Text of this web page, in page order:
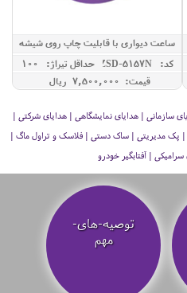
ساعت دیواری با قابلیت چاپ روی شیشه
کد: ZSD-5157N
حداقل تيراژ: 100
قیمت: 7,500,000 ريال
سازمانی | هدایای نمایشگاهی | هدایای شرکتی |
پک مدیریتی | ساک دستی | فلاسک و تراول ماگ |
سرامیکی | آفتابگیر خودرو
توصیه‌-های-
مهم